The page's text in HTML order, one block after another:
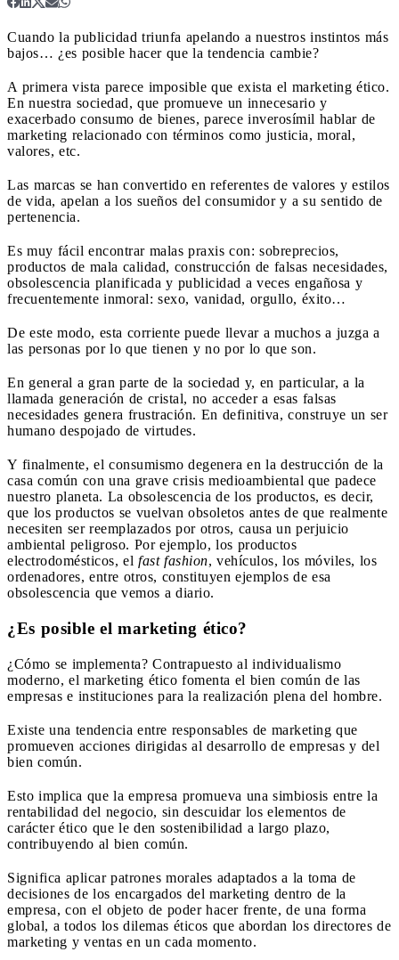
Cuando la publicidad triunfa apelando a nuestros instintos más
bajos… ¿es posible hacer que la tendencia cambie?
A primera vista parece imposible que exista el marketing ético.
En nuestra sociedad, que promueve un innecesario y
exacerbado consumo de bienes, parece inverosímil hablar de
marketing relacionado con términos como justicia, moral,
valores, etc.
Las marcas se han convertido en referentes de valores y estilos
de vida, apelan a los sueños del consumidor y a su sentido de
pertenencia.
Es muy fácil encontrar malas praxis con: sobreprecios,
productos de mala calidad, construcción de falsas necesidades,
obsolescencia planificada y publicidad a veces engañosa y
frecuentemente inmoral: sexo, vanidad, orgullo, éxito…
De este modo, esta corriente puede llevar a muchos a juzga a
las personas por lo que tienen y no por lo que son.
En general a gran parte de la sociedad y, en particular, a la
llamada generación de cristal, no acceder a esas falsas
necesidades genera frustración. En definitiva, construye un ser
humano despojado de virtudes.
Y finalmente, el consumismo degenera en la destrucción de la
casa común con una grave crisis medioambiental que padece
nuestro planeta. La obsolescencia de los productos, es decir,
que los productos se vuelvan obsoletos antes de que realmente
necesiten ser reemplazados por otros, causa un perjuicio
ambiental peligroso. Por ejemplo, los productos
electrodomésticos, el fast fashion, vehículos, los móviles, los
ordenadores, entre otros, constituyen ejemplos de esa
obsolescencia que vemos a diario.
¿Es posible el marketing ético?
¿Cómo se implementa? Contrapuesto al individualismo
moderno, el marketing ético fomenta el bien común de las
empresas e instituciones para la realización plena del hombre.
Existe una tendencia entre responsables de marketing que
promueven acciones dirigidas al desarrollo de empresas y del
bien común.
Esto implica que la empresa promueva una simbiosis entre la
rentabilidad del negocio, sin descuidar los elementos de
carácter ético que le den sostenibilidad a largo plazo,
contribuyendo al bien común.
Significa aplicar patrones morales adaptados a la toma de
decisiones de los encargados del marketing dentro de la
empresa, con el objeto de poder hacer frente, de una forma
global, a todos los dilemas éticos que abordan los directores de
marketing y ventas en un cada momento.